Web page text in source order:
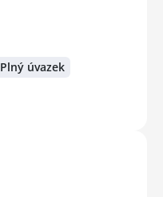
Plný úvazek